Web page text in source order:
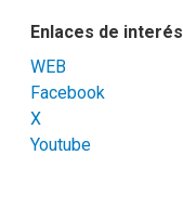
Enlaces de interés
WEB
Facebook
X
Youtube